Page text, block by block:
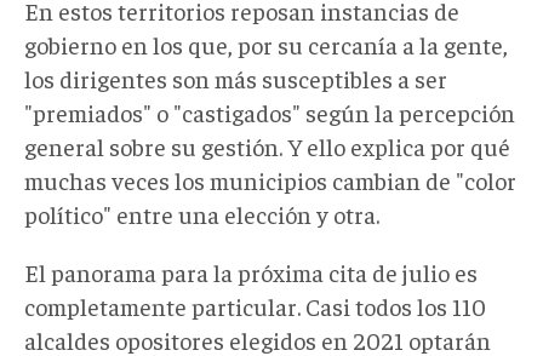
En estos territorios reposan instancias de
gobierno en los que, por su cercanía a la gente,
los dirigentes son más susceptibles a ser
"premiados" o "castigados" según la percepción
general sobre su gestión. Y ello explica por qué
muchas veces los municipios cambian de "color
político" entre una elección y otra.
El panorama para la próxima cita de julio es
completamente particular. Casi todos los 110
alcaldes opositores elegidos en 2021 optarán